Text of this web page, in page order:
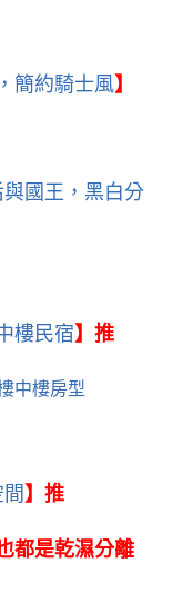
簡約騎士風】
國王，黑白分
樓民宿】推
中樓房型
】推
都是乾濕分離